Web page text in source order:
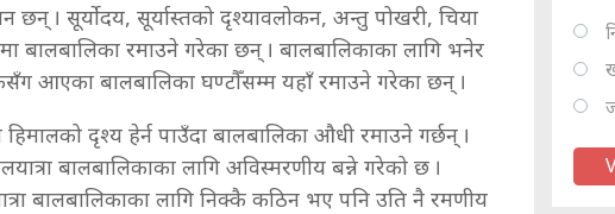
छन् । सूर्योदय, सूर्यास्तको दृश्यावलोकन, अन्तु पोखरी, चिया
रमाउने गरेका छन् । बालबालिकाका लागि भनेर
आएका बालबालिका घण्टौँसम्म यहाँ रमाउने गरेका छन् ।
दृश्य हेर्न पाउँदा बालबालिका औधी रमाउने गर्छन् ।
बालबालिकाका लागि अविस्मरणीय बन्ने गरेको छ ।
बालबालिकाका लागि निक्कै कठिन भए पनि उति नै रमणीय